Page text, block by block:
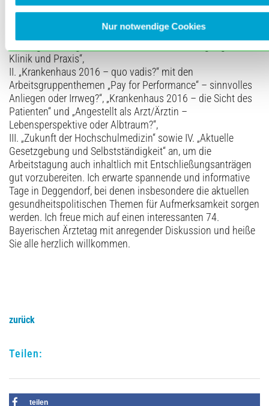
Nur notwendige Cookies
sowie die BLÄK-Finanzen. Im Vorfeld des Ärztetages bieten
Klinik und Praxis“,
II. „Krankenhaus 2016 – quo vadis?“ mit den
Arbeitsgruppenthemen „Pay for Performance“ – sinnvolles
Anliegen oder Irrweg?“, „Krankenhaus 2016 – die Sicht des
Patienten“ und „Angestellt als Arzt/Ärztin –
Lebensperspektive oder Albtraum?“,
III. „Zukunft der Hochschulmedizin“ sowie IV. „Aktuelle
Gesetzgebung und Selbstständigkeit“ an, um die
Arbeitstagung auch inhaltlich mit Entschließungsanträgen
gut vorzubereiten. Ich erwarte spannende und informative
Tage in Deggendorf, bei denen insbesondere die aktuellen
gesundheitspolitischen Themen für Aufmerksamkeit sorgen
werden. Ich freue mich auf einen interessanten 74.
Bayerischen Ärztetag mit anregender Diskussion und heiße
Sie alle herzlich willkommen.
zurück
Teilen:
teilen